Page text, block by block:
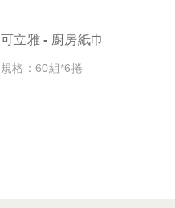
可立雅 - 廚房紙巾
規格：60組*6捲